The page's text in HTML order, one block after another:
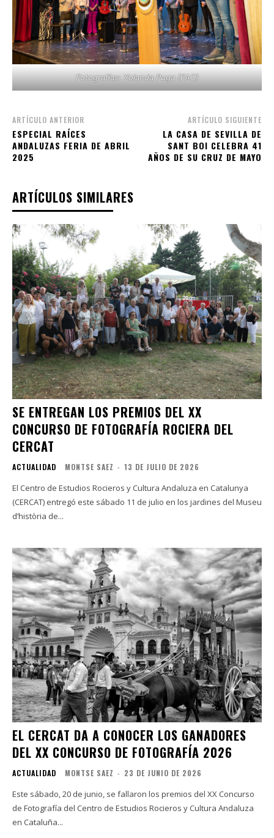
Fotografías: Yolanda Puga (FAC)
ARTÍCULO ANTERIOR
ESPECIAL RAÍCES
ANDALUZAS FERIA DE ABRIL
2025
ARTÍCULO SIGUIENTE
LA CASA DE SEVILLA DE
SANT BOI CELEBRA 41
AÑOS DE SU CRUZ DE MAYO
ARTÍCULOS SIMILARES
SE ENTREGAN LOS PREMIOS DEL XX
CONCURSO DE FOTOGRAFÍA ROCIERA DEL
CERCAT
ACTUALIDAD MONTSE SAEZ - 13 DE JULIO DE 2026
El Centro de Estudios Rocieros y Cultura Andaluza en Catalunya
(CERCAT) entregó este sábado 11 de julio en los jardines del Museu
d’història de...
EL CERCAT DA A CONOCER LOS GANADORES
DEL XX CONCURSO DE FOTOGRAFÍA 2026
ACTUALIDAD MONTSE SAEZ - 23 DE JUNIO DE 2026
Este sábado, 20 de junio, se fallaron los premios del XX Concurso
de Fotografía del Centro de Estudios Rocieros y Cultura Andaluza
en Cataluña...